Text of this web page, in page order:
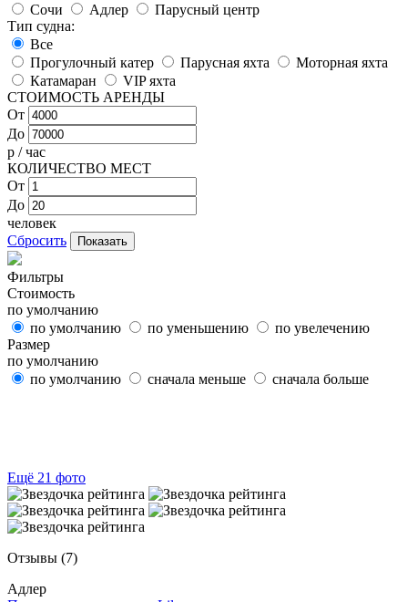
Сочи
Адлер
Парусный центр
Тип судна:
Все
Прогулочный катер
Парусная яхта
Моторная яхта
Катамаран
VIP яхта
СТОИМОСТЬ АРЕНДЫ
От
До
р / час
КОЛИЧЕСТВО МЕСТ
От
До
человек
Сбросить
Показать
Фильтры
Стоимость
по умолчанию
по умолчанию
по уменьшению
по увелечению
Размер
по умолчанию
по умолчанию
сначала меньше сначала больше
Ещё 21 фото
Отзывы (7)
Адлер